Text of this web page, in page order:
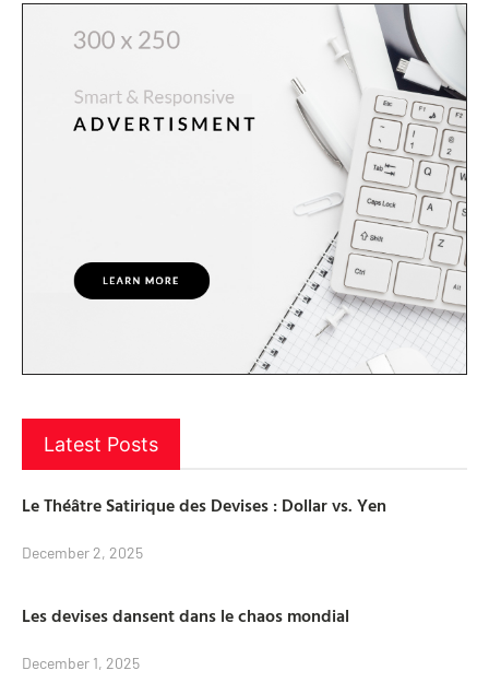
Latest Posts
Le Théâtre Satirique des Devises : Dollar vs. Yen
December 2, 2025
Les devises dansent dans le chaos mondial
December 1, 2025